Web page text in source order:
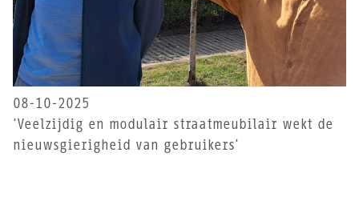
08-10-2025
'Veelzijdig en modulair straatmeubilair wekt de
nieuwsgierigheid van gebruikers'